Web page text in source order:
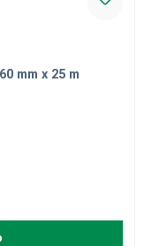
mm x 25 m